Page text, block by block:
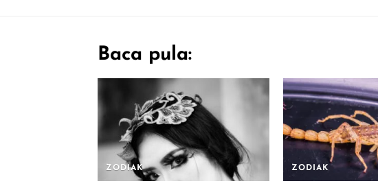
Baca pula:
ZODIAK ZODIAK